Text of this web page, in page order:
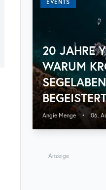
EVENTS
20 JAHRE
WARUM
Angie Menge • 06.
Anzeige